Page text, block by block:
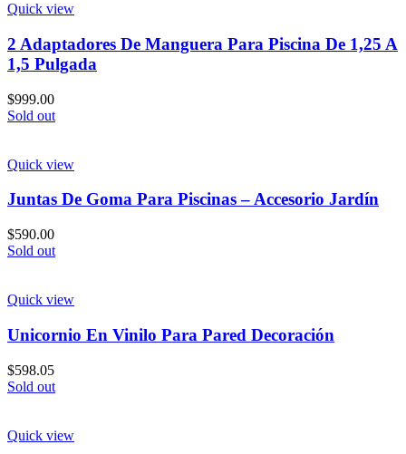
Quick view
2 Adaptadores De Manguera Para Piscina De 1,25 A
1,5 Pulgada
$999.00
Sold out
Quick view
Juntas De Goma Para Piscinas – Accesorio Jardín
$590.00
Sold out
Quick view
Unicornio En Vinilo Para Pared Decoración
$598.05
Sold out
Quick view